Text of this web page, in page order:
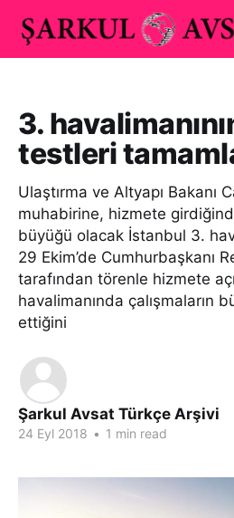
3.
testleri
Ulaştırma ve Altyapı Bakanı
muhabirine, hizmete
büyüğü olacak İstanbul 3.
29 Ekim’de Cumhurbaşkanı
tarafından törenle hizmete
havalimanında çalışmaların
ettiğini
Şarkul Avsat Türkçe Arşivi
24 Eyl 2018 • 1 min read